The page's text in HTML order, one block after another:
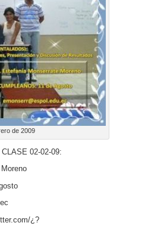
de 2009
02-02-09:
¿?